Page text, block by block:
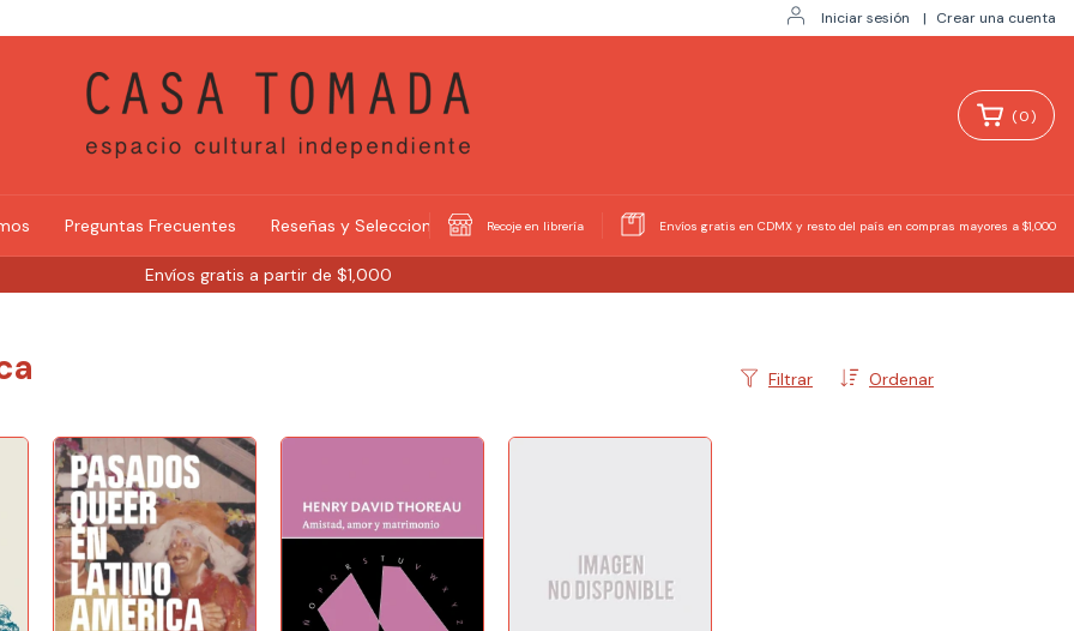
Iniciar sesión | Crear una cuenta
Envíos gratis a partir de $1,000
(0)
Preguntas Frecuentes Reseñas y Selecciones Recoje en librería Envíos gratis en CDMX y resto del país en compras mayores a $1,000
Ordenar
Filtrar